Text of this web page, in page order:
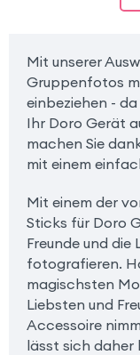
Mit unserer
Gruppenfotos
einbeziehen -
Ihr Doro Gerät
machen Sie
mit einem
Mit einem der
Sticks für Doro
Freunde und
fotografieren.
magischsten
Liebsten und
Accessoire
lässt sich daher